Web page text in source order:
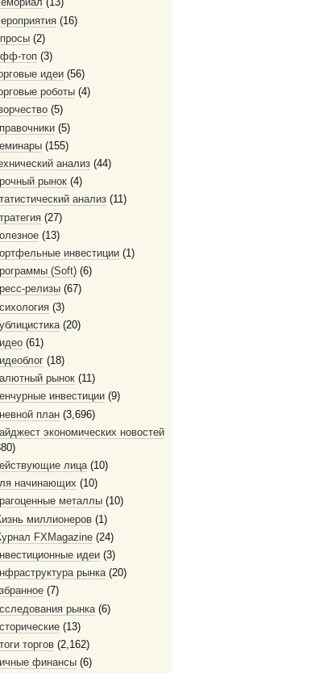
(16)
(2)
топ (3)
идеи (56)
роботы (4)
(5)
(5)
(155)
анализ (44)
рынок (4)
анализ (11)
(27)
(13)
инвестиции (1)
(Soft) (6)
релизы (67)
(3)
(20)
(61)
(18)
рынок (11)
инвестиции (9)
план (3,696)
экономических новостей
лица(10)
начинающих (10)
металлы (10)
миллионеров (1)
FXMagazine (24)
идеи (3)
рынка(20)
(7)
рынка (6)
(13)
торгов (2,162)
финансы (6)